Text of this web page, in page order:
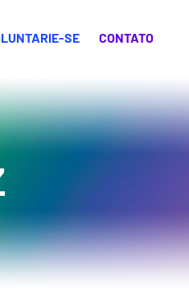
SE CONTATO